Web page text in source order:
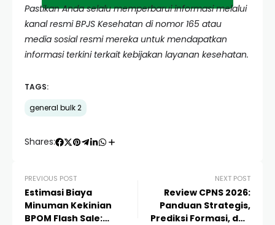
Pastikan Anda selalu memperbarui informasi melalui
kanal resmi BPJS Kesehatan di nomor 165 atau
media sosial resmi mereka untuk mendapatkan
informasi terkini terkait kebijakan layanan kesehatan.
TAGS:
general bulk 2
Shares:
PREVIOUS POST
Estimasi Biaya
Minuman Kekinian
BPOM Flash Sale:
NEXT POST
Review CPNS 2026:
Panduan Strategis,
Prediksi Formasi, dan